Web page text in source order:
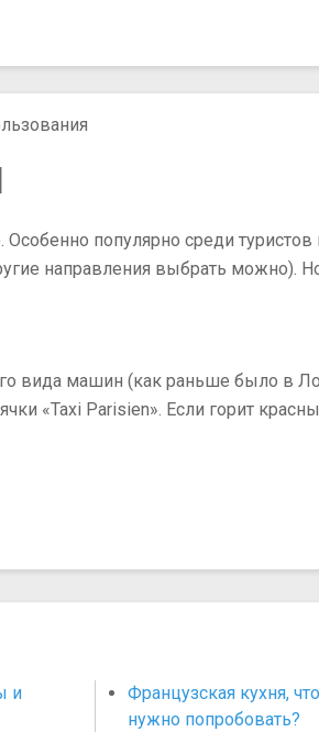
популярно среди
направления выбрать можно).
вида машин (как раньше было в
«Taxi Parisien». Если горит
и
Французская кухня,
нужно попробовать?